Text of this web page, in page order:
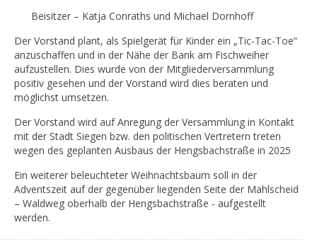
Beisitzer – Katja Conraths und Michael Dornhoff
Der Vorstand plant, als Spielgerät für Kinder ein „Tic-Tac-Toe“
anzuschaffen und in der Nähe der Bank am Fischweiher
aufzustellen. Dies wurde von der Mitgliederversammlung
positiv gesehen und der Vorstand wird dies beraten und
möglichst umsetzen.
Der Vorstand wird auf Anregung der Versammlung in Kontakt
mit der Stadt Siegen bzw. den politischen Vertretern treten
wegen des geplanten Ausbaus der Hengsbachstraße in 2025
Ein weiterer beleuchteter Weihnachtsbaum soll in der
Adventszeit auf der gegenüber liegenden Seite der Mahlscheid
– Waldweg oberhalb der Hengsbachstraße - aufgestellt
werden.